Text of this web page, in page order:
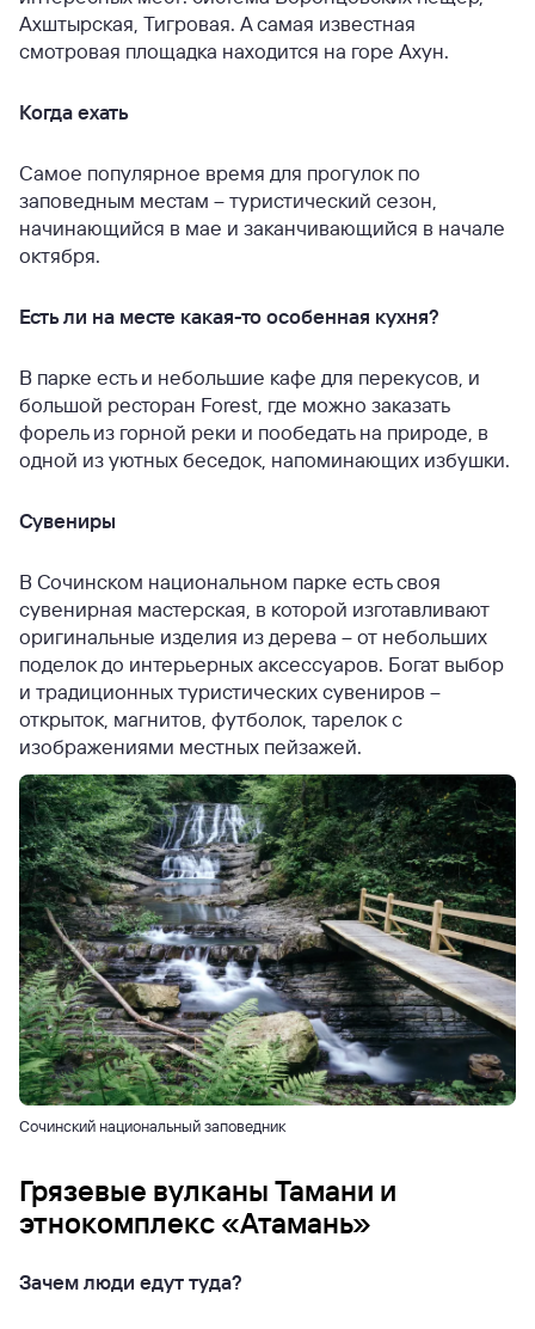
Ахштырская, Тигровая. А самая известная
смотровая площадка находится на горе Ахун.
Когда ехать
Самое популярное время для прогулок по
заповедным местам – туристический сезон,
начинающийся в мае и заканчивающийся в начале
октября.
Есть ли на месте какая-то особенная кухня?
В парке есть и небольшие кафе для перекусов, и
большой ресторан Forest, где можно заказать
форель из горной реки и пообедать на природе, в
одной из уютных беседок, напоминающих избушки.
Сувениры
В Сочинском национальном парке есть своя
сувенирная мастерская, в которой изготавливают
оригинальные изделия из дерева – от небольших
поделок до интерьерных аксессуаров. Богат выбор
и традиционных туристических сувениров –
открыток, магнитов, футболок, тарелок с
изображениями местных пейзажей.
Сочинский национальный заповедник
Грязевые вулканы Тамани и
этнокомплекс «Атамань»
Зачем люди едут туда?